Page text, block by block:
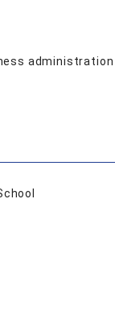
administration